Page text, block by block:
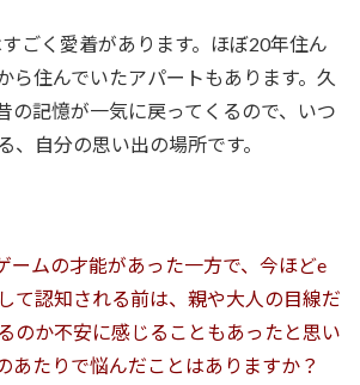
すごく愛着があります。ほぼ20年住ん
ら住んでいたアパートもあります。久
の記憶が一気に戻ってくるので、いつ
、自分の思い出の場所です。
ームの才能があった一方で、今ほどe
て認知される前は、親や大人の目線だ
のか不安に感じることもあったと思い
あたりで悩んだことはありますか？